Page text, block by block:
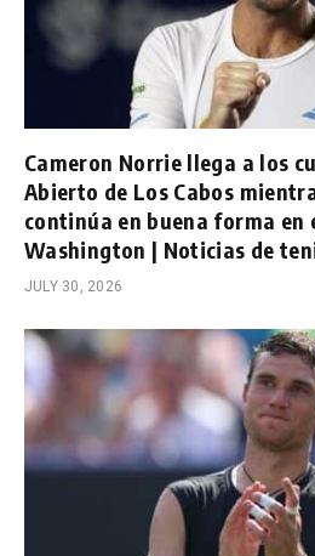
Cameron Norrie llega a los
Abierto de Los Cabos
continúa en buena forma en
Washington | Noticias de
JULY 30, 2026